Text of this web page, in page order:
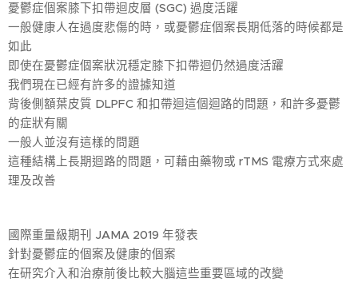
憂鬱症個案膝下扣帶迴皮層 (SGC) 過度活躍
一般健康人在過度悲傷的時，或憂鬱症個案長期低落的時候都是
如此
即使在憂鬱症個案狀況穩定膝下扣帶迴仍然過度活躍
我們現在已經有許多的證據知道
背後側額葉皮質 DLPFC 和扣帶迴這個迴路的問題，和許多憂鬱
的症狀有關
一般人並沒有這樣的問題
這種結構上長期迴路的問題，可藉由藥物或 rTMS 電療方式來處
理及改善
國際重量級期刊 JAMA 2019 年發表
針對憂鬱症的個案及健康的個案
在研究介入和治療前後比較大腦這些重要區域的改變